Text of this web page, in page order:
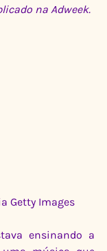
na Adweek.
Getty Images
ensinando a